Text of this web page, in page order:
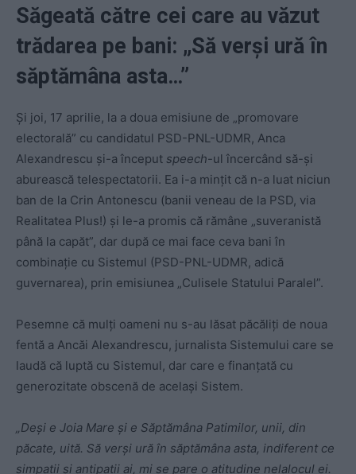
Săgeată către cei care au văzut
trădarea pe bani: „Să verși ură în
săptămâna asta…”
Și joi, 17 aprilie, la a doua emisiune de „promovare
electorală” cu candidatul PSD-PNL-UDMR, Anca
Alexandrescu și-a început speech-ul încercând să-și
aburească telespectatorii. Ea i-a mințit că n-a luat niciun
ban de la Crin Antonescu (banii veneau de la PSD, via
Realitatea Plus!) și le-a promis că rămâne „suveranistă
până la capăt”, dar după ce mai face ceva bani în
combinație cu Sistemul (PSD-PNL-UDMR, adică
guvernarea), prin emisiunea „Culisele Statului Paralel”.
Pesemne că mulți oameni nu s-au lăsat păcăliți de noua
fentă a Ancăi Alexandrescu, jurnalista Sistemului care se
laudă că luptă cu Sistemul, dar care e finanțată cu
generozitate obscenă de același Sistem.
„Deși e Joia Mare și e Săptămâna Patimilor, unii, din
păcate, uită. Să verși ură în săptămâna asta, indiferent ce
simpatii și antipatii ai, mi se pare o atitudine nelalocul ei.